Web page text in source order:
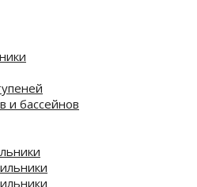
и бассейнов